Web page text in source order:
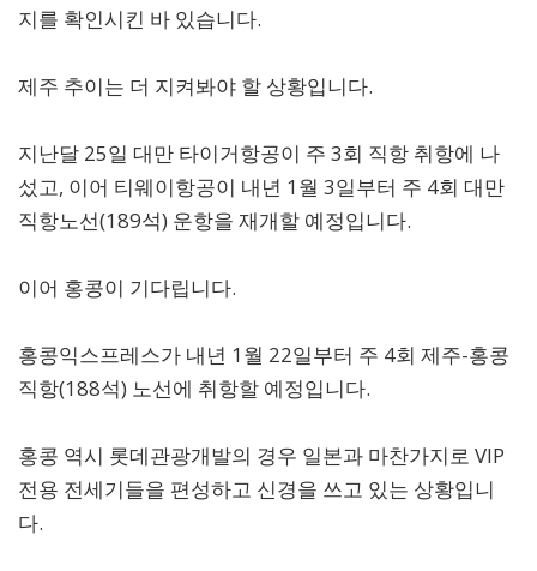
지를 확인시킨 바 있습니다.
제주 추이는 더 지켜봐야 할 상황입니다.
지난달 25일 대만 타이거항공이 주 3회 직항 취항에 나
섰고, 이어 티웨이항공이 내년 1월 3일부터 주 4회 대만
직항노선(189석) 운항을 재개할 예정입니다.
이어 홍콩이 기다립니다.
홍콩익스프레스가 내년 1월 22일부터 주 4회 제주-홍콩
직항(188석) 노선에 취항할 예정입니다.
홍콩 역시 롯데관광개발의 경우 일본과 마찬가지로 VIP
전용 전세기들을 편성하고 신경을 쓰고 있는 상황입니
다.